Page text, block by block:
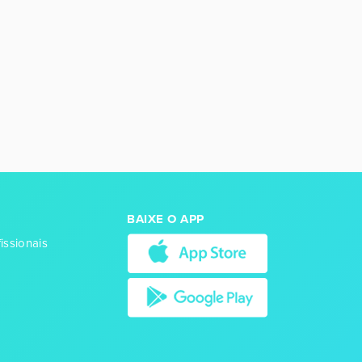
BAIXE O APP